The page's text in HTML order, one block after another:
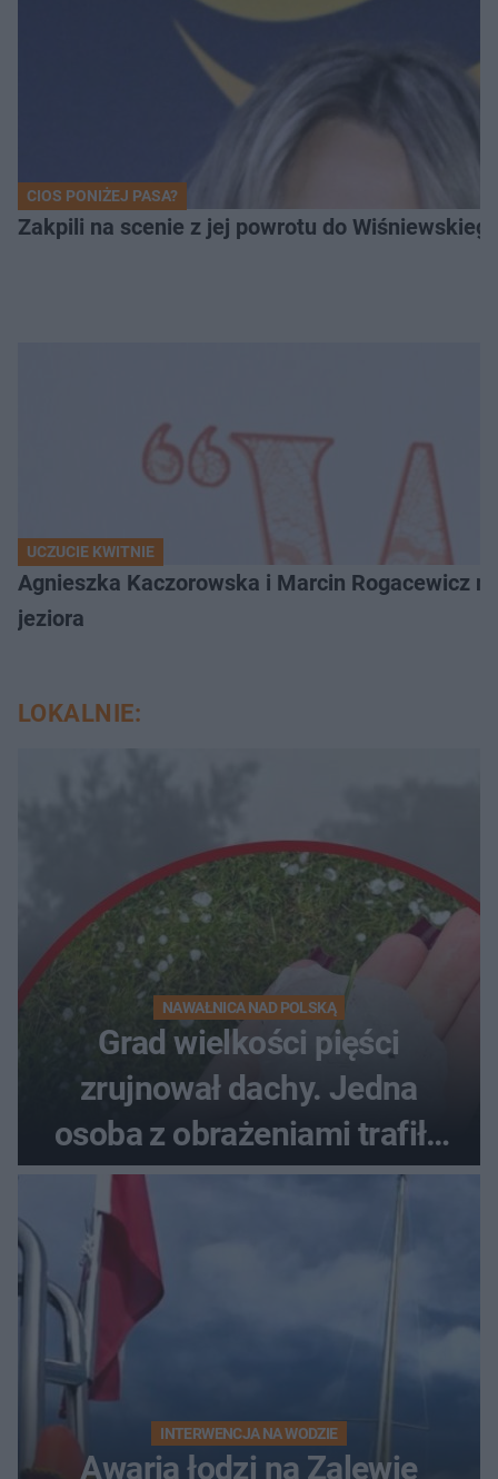
CIOS PONIŻEJ PASA?
Zakpili na scenie z jej powrotu do
UCZUCIE KWITNIE
Agnieszka Kaczorowska i Marcin Rogacewicz
jeziora
LOKALNIE:
NAWAŁNICA NAD POLSKĄ
Grad wielkości pięści
zrujnował dachy. Jedna
osoba z obrażeniami trafiła
do szpitala
INTERWENCJA NA WODZIE
Awaria łodzi na Zalewie